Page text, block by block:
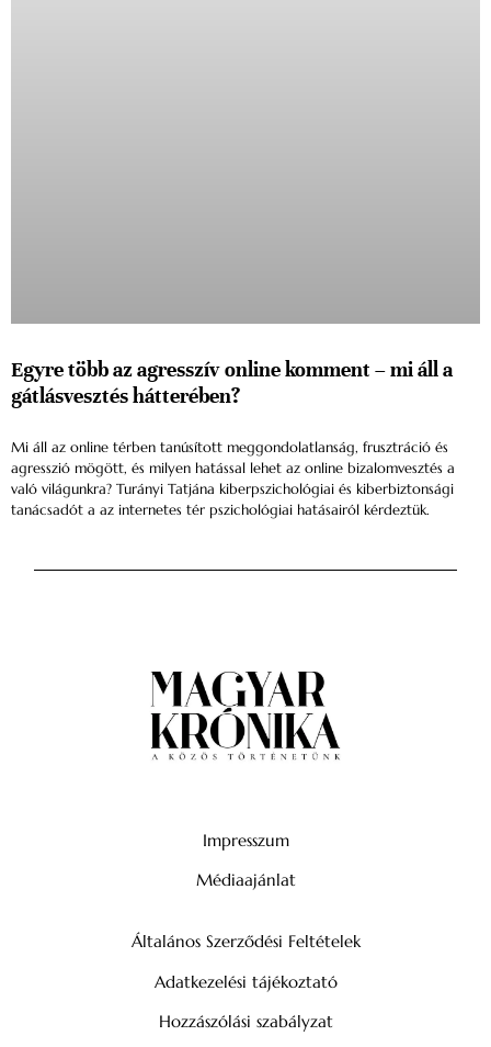
Egyre több az agresszív online komment – mi áll a
gátlásvesztés hátterében?
Mi áll az online térben tanúsított meggondolatlanság, frusztráció és
agresszió mögött, és milyen hatással lehet az online bizalomvesztés a
való világunkra? Turányi Tatjána kiberpszichológiai és kiberbiztonsági
tanácsadót a az internetes tér pszichológiai hatásairól kérdeztük.
Impresszum
Médiaajánlat
Általános Szerződési Feltételek
Adatkezelési tájékoztató
Hozzászólási szabályzat